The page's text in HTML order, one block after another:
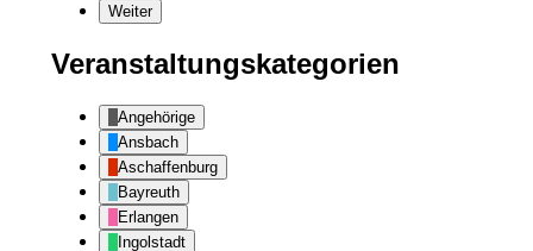
Weiter
Veranstaltungskategorien
Angehörige
Ansbach
Aschaffenburg
Bayreuth
Erlangen
Ingolstadt